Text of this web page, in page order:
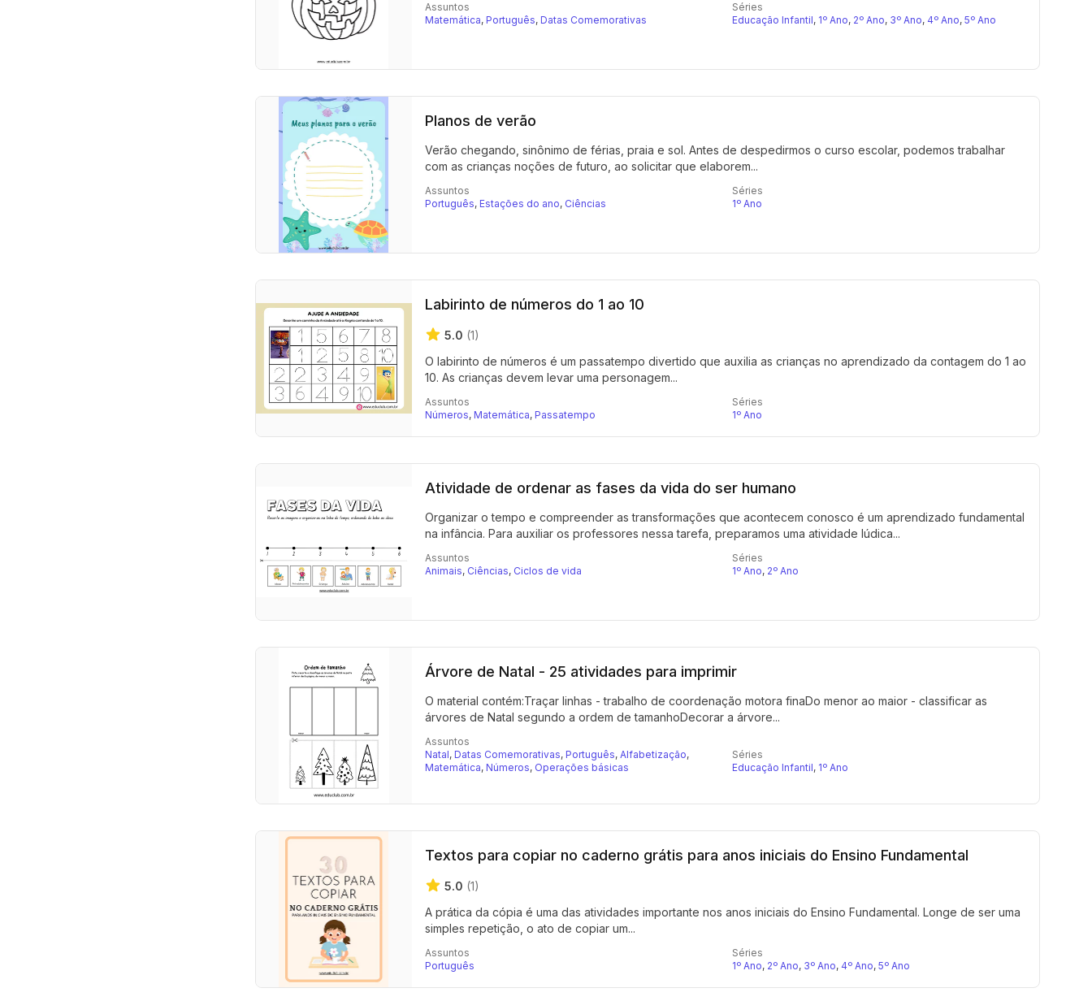
Assuntos
Matemática, Português, Datas Comemorativas
Séries
Educação Infantil, 1º Ano, 2º Ano, 3º Ano, 4º Ano, 5º Ano
Planos de verão
Verão chegando, sinônimo de férias, praia e sol. Antes de despedirmos o curso escolar, podemos trabalhar
com as crianças noções de futuro, ao solicitar que elaborem...
Assuntos
Português, Estações do ano, Ciências
Séries
1º Ano
Labirinto de números do 1 ao 10
5.0 (1)
O labirinto de números é um passatempo divertido que auxilia as crianças no aprendizado da contagem do 1 ao
10. As crianças devem levar uma personagem...
Assuntos
Números, Matemática, Passatempo
Séries
1º Ano
Atividade de ordenar as fases da vida do ser humano
Organizar o tempo e compreender as transformações que acontecem conosco é um aprendizado fundamental
na infância. Para auxiliar os professores nessa tarefa, preparamos uma atividade lúdica...
Assuntos
Animais, Ciências, Ciclos de vida
Séries
1º Ano, 2º Ano
Árvore de Natal - 25 atividades para imprimir
O material contém:Traçar linhas - trabalho de coordenação motora finaDo menor ao maior - classificar as
árvores de Natal segundo a ordem de tamanhoDecorar a árvore...
Assuntos
Natal, Datas Comemorativas, Português, Alfabetização,
Matemática, Números, Operações básicas
Séries
Educação Infantil, 1º Ano
Textos para copiar no caderno grátis para anos iniciais do Ensino Fundamental
5.0 (1)
A prática da cópia é uma das atividades importante nos anos iniciais do Ensino Fundamental. Longe de ser uma
simples repetição, o ato de copiar um...
Assuntos
Português
Séries
1º Ano, 2º Ano, 3º Ano, 4º Ano, 5º Ano